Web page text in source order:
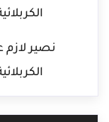
نصير لازم